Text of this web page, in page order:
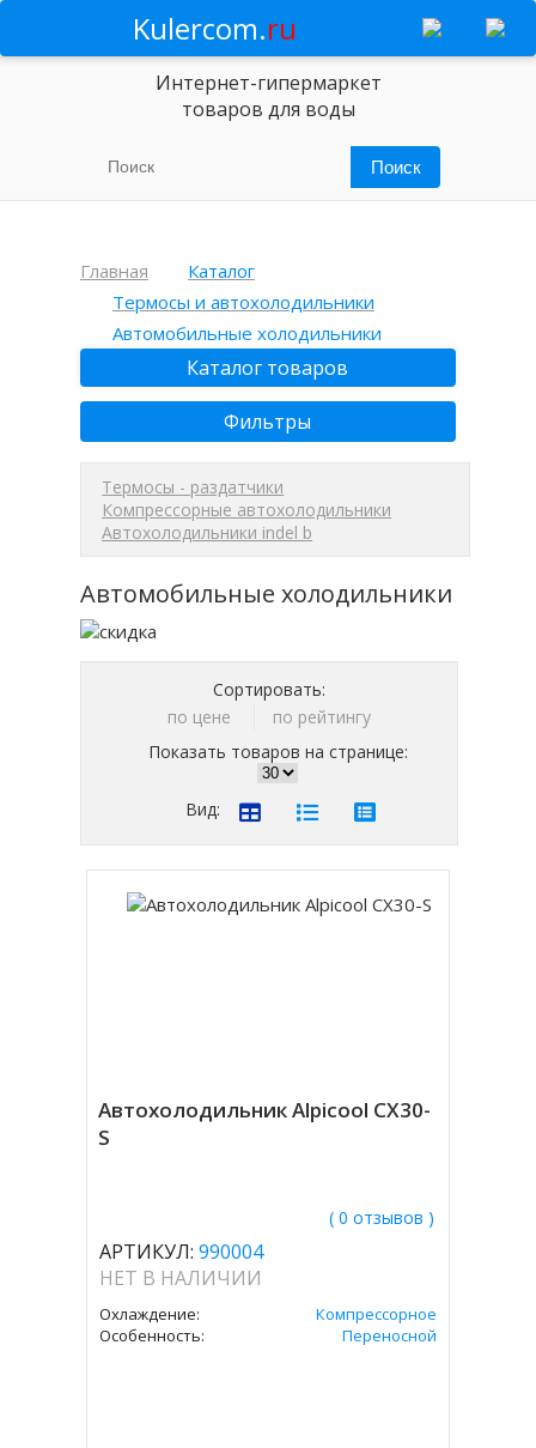
Kulercom.ru
Интернет-гипермаркет
товаров для воды
Главная
Каталог
Термосы и автохолодильники
Автомобильные холодильники
Каталог товаров
Фильтры
Термосы - раздатчики
Компрессорные автохолодильники
Автохолодильники indel b
Автомобильные холодильники
Сортировать:
по цене
по рейтингу
Показать товаров на странице:
Вид:
Автохолодильник Alpicool CX30-
S
( 0 отзывов )
АРТИКУЛ: 990004
НЕТ В НАЛИЧИИ
Охлаждение:
Компрессорное
Особенность:
Переносной